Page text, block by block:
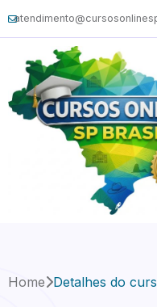
Home Detalhes do